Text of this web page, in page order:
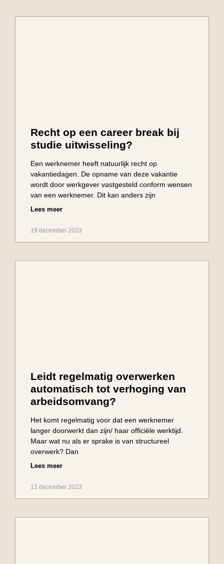
Recht op een career break bij
studie uitwisseling?
Een werknemer heeft natuurlijk recht op
vakantiedagen. De opname van deze vakantie
wordt door werkgever vastgesteld conform wensen
van een werknemer. Dit kan anders zijn
Lees meer
19 december 2023
Leidt regelmatig overwerken
automatisch tot verhoging van
arbeidsomvang?
Het komt regelmatig voor dat een werknemer
langer doorwerkt dan zijn/ haar officiële werktijd.
Maar wat nu als er sprake is van structureel
overwerk? Dan
Lees meer
12 december 2023